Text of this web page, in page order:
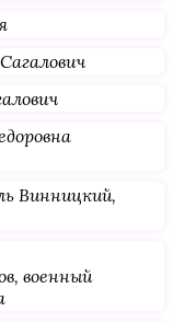
Винницкий,
военный